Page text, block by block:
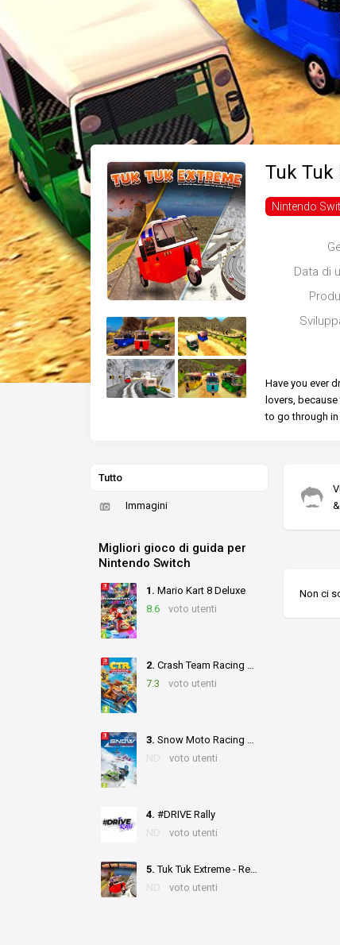
Tuk Tuk
Nintendo
Data di
Have you ever
lovers,
to go through in
Tutto
Immagini
Migliori gioco di guida per
Nintendo Switch
1. Mario Kart 8 Deluxe
8.6
voto utenti
2. Crash Team Racing Nitro-Fueled
7.3
voto utenti
3. Snow Moto Racing Freedom
ND
voto utenti
4. #DRIVE Rally
ND
voto utenti
5. Tuk Tuk Extreme - Real Car Driving Simulator & Parking 2023 Car Games 3D
ND
voto utenti
Non ci